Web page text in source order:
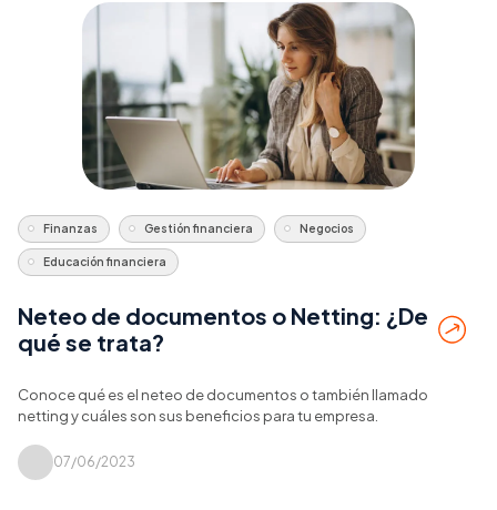
Finanzas Gestión financiera Negocios
Educación financiera
Neteo de documentos o Netting: ¿De
qué se trata?
Conoce qué es el neteo de documentos o también llamado
netting y cuáles son sus beneficios para tu empresa.
07/06/2023